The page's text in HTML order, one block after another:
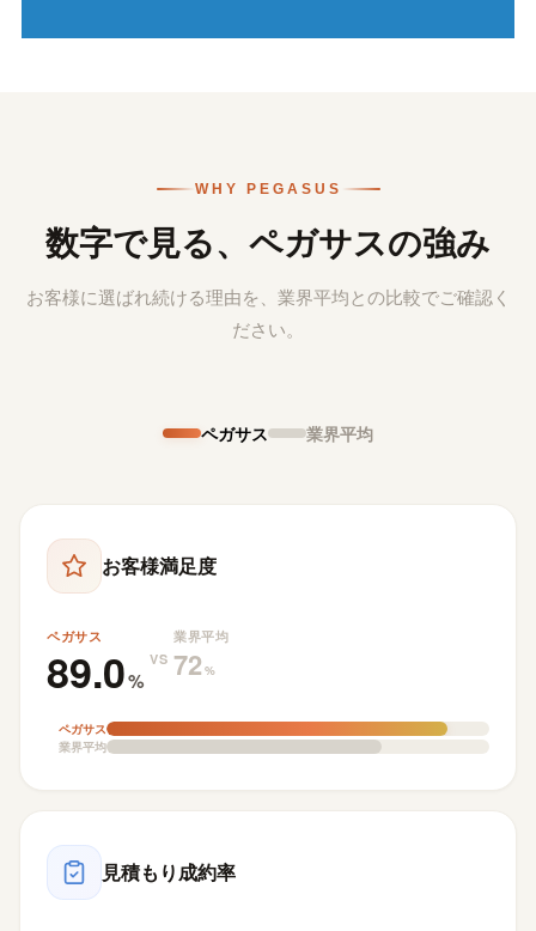
WHY PEGASUS
数字で見る、 ペガサスの強み
お客様に選ばれ続ける理由を、業界平均との比較でご確認く
ださい。
ペガサス 業界平均
お客様満足度
ペガサス
89.0%
VS
業界平均
72 %
ペガサス
業界平均
見積もり成約率